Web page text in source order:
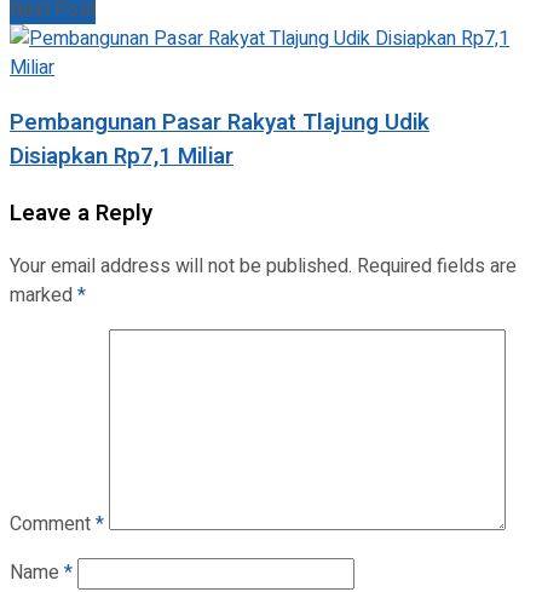
Next Post
Pembangunan Pasar Rakyat Tlajung Udik
Disiapkan Rp7,1 Miliar
Leave a Reply
Your email address will not be published. Required fields are
marked*
Comment*
Name *